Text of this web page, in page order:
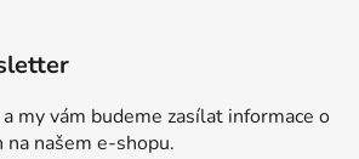
my vám budeme zasílat informace o
na našem e-shopu.